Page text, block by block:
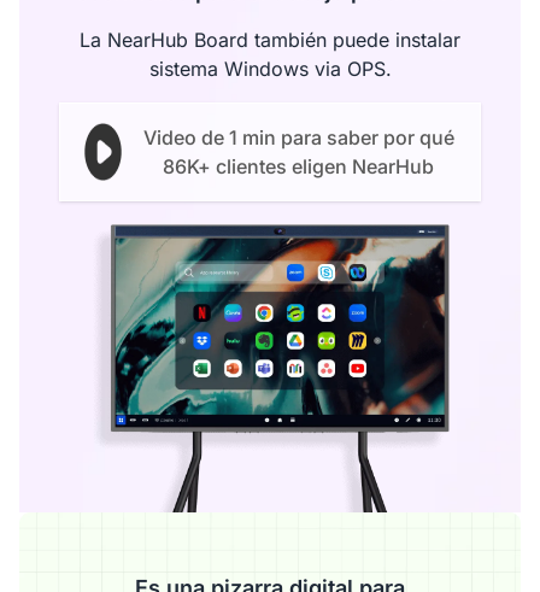
La NearHub Board también puede instalar
sistema Windows via OPS.
Video de 1 min para saber por qué
86K+ clientes eligen NearHub